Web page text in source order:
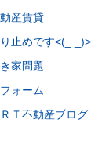
産賃貸
止めです<(_ _)>
家問題
ォーム
Ｔ不動産ブログ